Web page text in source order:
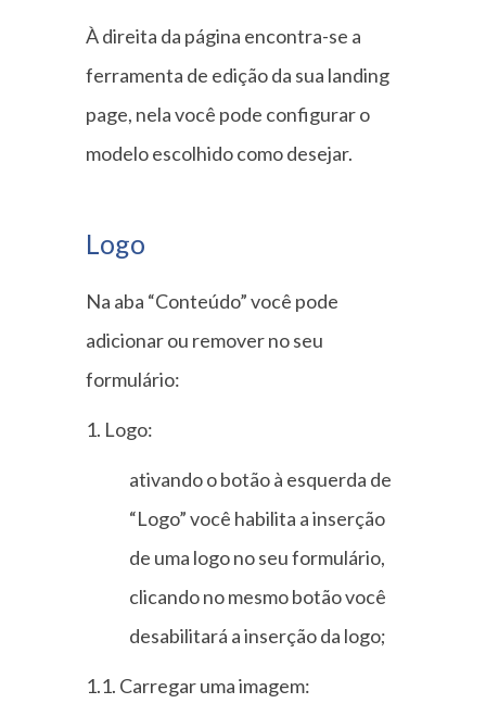
À direita da página encontra-se a
ferramenta de edição da sua landing
page, nela você pode configurar o
modelo escolhido como desejar.
Logo
Na aba “Conteúdo” você pode
adicionar ou remover no seu
formulário:
1. Logo:
ativando o botão à esquerda de
“Logo” você habilita a inserção
de uma logo no seu formulário,
clicando no mesmo botão você
desabilitará a inserção da logo;
1.1. Carregar uma imagem: